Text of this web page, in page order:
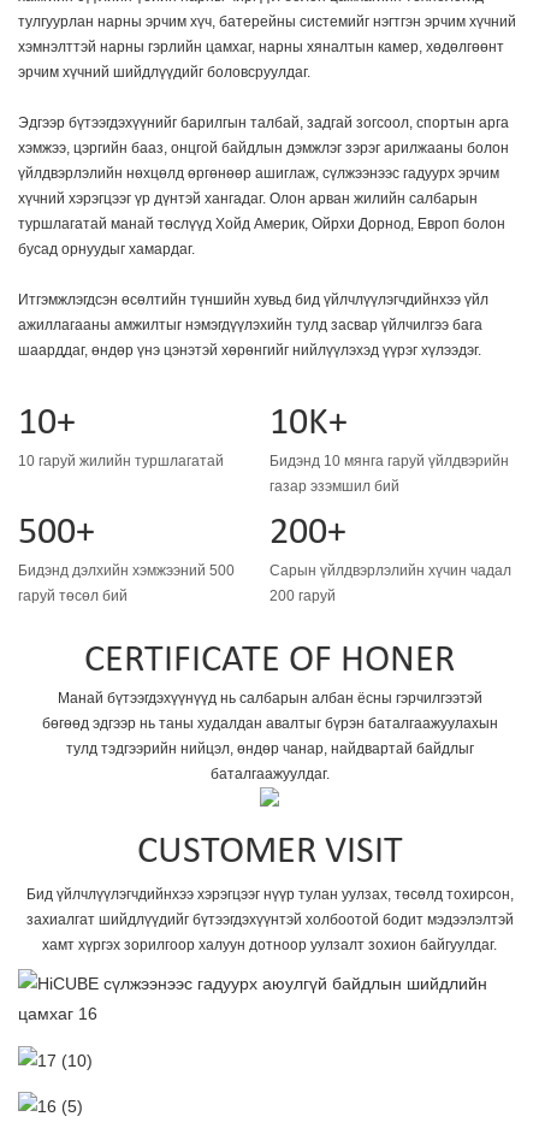
тулгуурлан нарны эрчим хүч, батерейны системийг нэгтгэн эрчим хүчний
хэмнэлттэй нарны гэрлийн цамхаг, нарны хяналтын камер, хөдөлгөөнт
эрчим хүчний шийдлүүдийг боловсруулдаг.
Эдгээр бүтээгдэхүүнийг барилгын талбай, задгай зогсоол, спортын арга
хэмжээ, цэргийн бааз, онцгой байдлын дэмжлэг зэрэг арилжааны болон
үйлдвэрлэлийн нөхцөлд өргөнөөр ашиглаж, сүлжээнээс гадуурх эрчим
хүчний хэрэгцээг үр дүнтэй хангадаг. Олон арван жилийн салбарын
туршлагатай манай төслүүд Хойд Америк, Ойрхи Дорнод, Европ болон
бусад орнуудыг хамардаг.
Итгэмжлэгдсэн өсөлтийн түншийн хувьд бид үйлчлүүлэгчдийнхээ үйл
ажиллагааны амжилтыг нэмэгдүүлэхийн тулд засвар үйлчилгээ бага
шаарддаг, өндөр үнэ цэнэтэй хөрөнгийг нийлүүлэхэд үүрэг хүлээдэг.
10+
10 гаруй жилийн туршлагатай
10K+
Бидэнд 10 мянга гаруй үйлдвэрийн
газар эзэмшил бий
500+
Бидэнд дэлхийн хэмжээний 500
гаруй төсөл бий
200+
Сарын үйлдвэрлэлийн хүчин чадал
200 гаруй
CERTIFICATE OF HONER
Манай бүтээгдэхүүнүүд нь салбарын албан ёсны гэрчилгээтэй
бөгөөд эдгээр нь таны худалдан авалтыг бүрэн баталгаажуулахын
тулд тэдгээрийн нийцэл, өндөр чанар, найдвартай байдлыг
баталгаажуулдаг.
CUSTOMER VISIT
Бид үйлчлүүлэгчдийнхээ хэрэгцээг нүүр тулан уулзах, төсөлд тохирсон,
захиалгат шийдлүүдийг бүтээгдэхүүнтэй холбоотой бодит мэдээлэлтэй
хамт хүргэх зорилгоор халуун дотноор уулзалт зохион байгуулдаг.